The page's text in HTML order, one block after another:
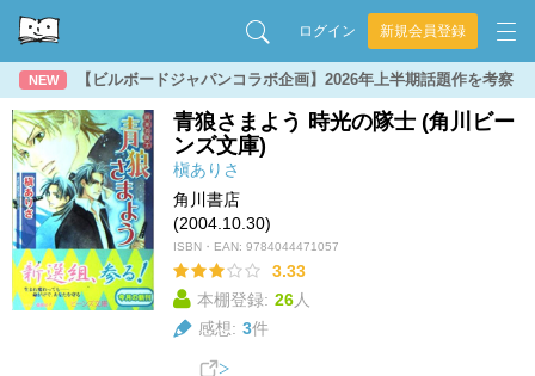
ログイン 新規会員登録
NEW 【ビルボードジャパンコラボ企画】2026年上半期話題作を考察
青狼さまよう 時光の隊士 (角川ビー
ンズ文庫)
槇ありさ
角川書店
(2004.10.30)
ISBN・EAN: 9784044471057
3.33
本棚登録: 26人
感想: 3件